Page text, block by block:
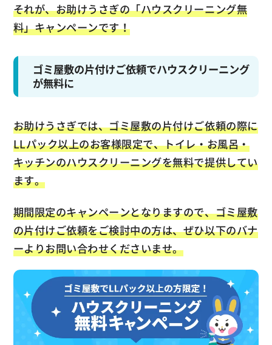
それが、お助けうさぎの「ハウスクリーニング無
料」キャンペーンです！
ゴミ屋敷の片付けご依頼でハウスクリーニング
が無料に
お助けうさぎでは、ゴミ屋敷の片付けご依頼の際に
LLパック以上のお客様限定で、トイレ・お風呂・
キッチンのハウスクリーニングを無料で提供してい
ます。
期間限定のキャンペーンとなりますので、ゴミ屋敷
の片付けご依頼をご検討中の方は、ぜひ以下のバナ
ーよりお問い合わせくださいませ。